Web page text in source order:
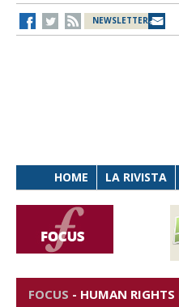
NEWSLETTER
HOME LA RIVISTA
FOCUS - HUMAN RIGHTS